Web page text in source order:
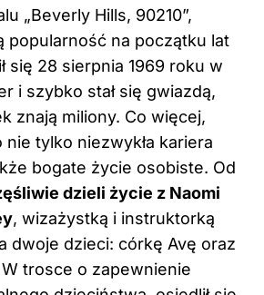
„Beverly Hills, 90210”,
popularność na początku lat
się 28 sierpnia 1969 roku w
i szybko stał się gwiazdą,
znają miliony. Co więcej,
tylko niezwykła kariera
bogate życie osobiste. Od
dzieli życie z Naomi
, wizażystką i instruktorką
dwoje dzieci: córkę Avę oraz
trosce o zapewnienie